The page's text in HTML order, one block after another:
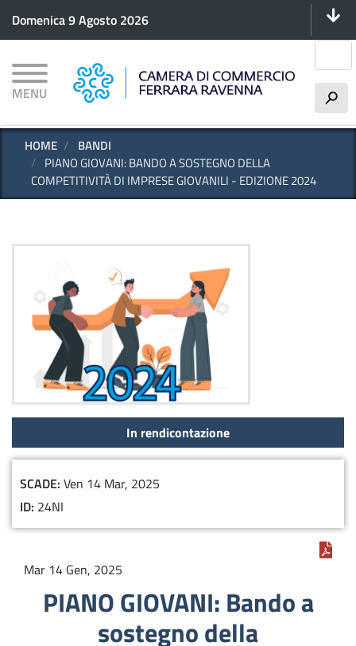
principale
Domenica 9 Agosto 2026
MENU h
HOME
BANDI
PIANO GIOVANI: BANDO A SOSTEGNO DELLA
COMPETITIVITÀ DI IMPRESE GIOVANILI - EDIZIONE 2024
In rendicontazione
SCADE Ven 14 Mar, 2025
ID 24NI
Mar 14 Gen, 2025
PIANO GIOVANI: Bando a
sostegno della